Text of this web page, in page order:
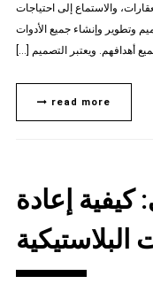
والاستماع إلى احتياجات
وتطوير وإنشاء جميع الأدوات
أهدافهم. ويعتبر التصميم […]
read more
كيفية إعادة
البلاستيكية